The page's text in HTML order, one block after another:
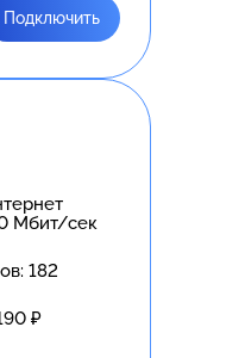
Подключить
Мбит/сек
182
₽